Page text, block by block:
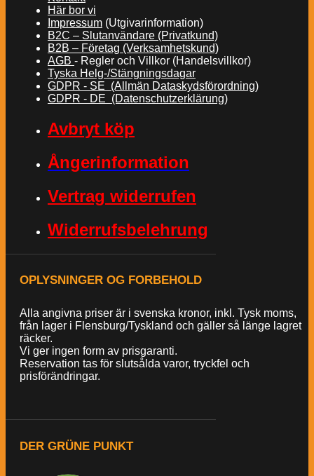
Här bor vi
Impressum (Utgivarinformation)
B2C – Slutanvändare (Privatkund)
B2B – Företag (Verksamhetskund)
AGB - Regler och Villkor (Handelsvillkor)
Tyska Helg-/Stängningsdagar
GDPR - SE (Allmän Dataskydsförordning)
GDPR - DE (Datenschutzerklärung)
Avbryt köp
Ångerinformation
Vertrag widerrufen
Widerrufsbelehrung
OPLYSNINGER OG FORBEHOLD
Alla angivna priser är i svenska kronor, inkl. Tysk moms,
från lager i Flensburg/Tyskland och gäller så länge lagret
räcker.
Vi ger ingen form av prisgaranti.
Reservation tas för slutsålda varor, tryckfel och
prisförändringar.
DER GRÜNE PUNKT